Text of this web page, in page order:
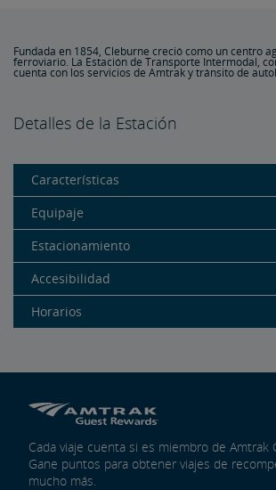
Fundada en 1854, Cleburne creció como un centro
ferroviario. La Estación de Transporte Intermodal,
cuenta con los servicios de Amtrak y tránsito de
Detalles de la Estación
Características
Equipaje
Estacionamiento
Accesibilidad
Horarios
Cada viaje cuenta si es miembro de Amtrak
Gane puntos para obtener viajes de
mucho más.